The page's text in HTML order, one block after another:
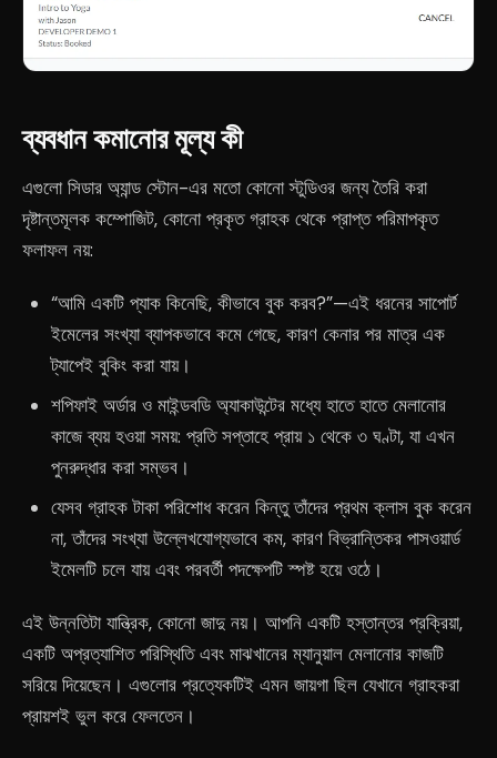
ব্যবধান কমানোর মূল্য কী
এগুলো সিডার অ্যান্ড স্টোন-এর মতো কোনো স্টুডিওর জন্য তৈরি করা
দৃষ্টান্তমূলক কম্পোজিট, কোনো প্রকৃত গ্রাহক থেকে প্রাপ্ত পরিমাপকৃত
ফলাফল নয়:
“আমি একটি প্যাক কিনেছি, কীভাবে বুক করব?”—এই ধরনের সাপোর্ট
ইমেলের সংখ্যা ব্যাপকভাবে কমে গেছে, কারণ কেনার পর মাত্র এক
ট্যাপেই বুকিং করা যায়।
শপিফাই অর্ডার ও মাইন্ডবডি অ্যাকাউন্টের মধ্যে হাতে হাতে মেলানোর
কাজে ব্যয় হওয়া সময়: প্রতি সপ্তাহে প্রায় ১ থেকে ৩ ঘণ্টা, যা এখন
পুনরুদ্ধার করা সম্ভব।
যেসব গ্রাহক টাকা পরিশোধ করেন কিন্তু তাঁদের প্রথম ক্লাস বুক করেন
না, তাঁদের সংখ্যা উল্লেখযোগ্যভাবে কম, কারণ বিভ্রান্তিকর পাসওয়ার্ড
ইমেলটি চলে যায় এবং পরবর্তী পদক্ষেপটি স্পষ্ট হয়ে ওঠে।
এই উন্নতিটা যান্ত্রিক, কোনো জাদু নয়। আপনি একটি হস্তান্তর প্রক্রিয়া,
একটি অপ্রত্যাশিত পরিস্থিতি এবং মাঝখানের ম্যানুয়াল মেলানোর কাজটি
সরিয়ে দিয়েছেন। এগুলোর প্রত্যেকটিই এমন জায়গা ছিল যেখানে গ্রাহকরা
প্রায়শই ভুল করে ফেলতেন।